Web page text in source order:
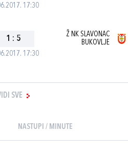
17:30
17:30
1 : 5
Ž NK SLAVONAC
BUKOVLJE
SVE
NASTUPI / MINUTE